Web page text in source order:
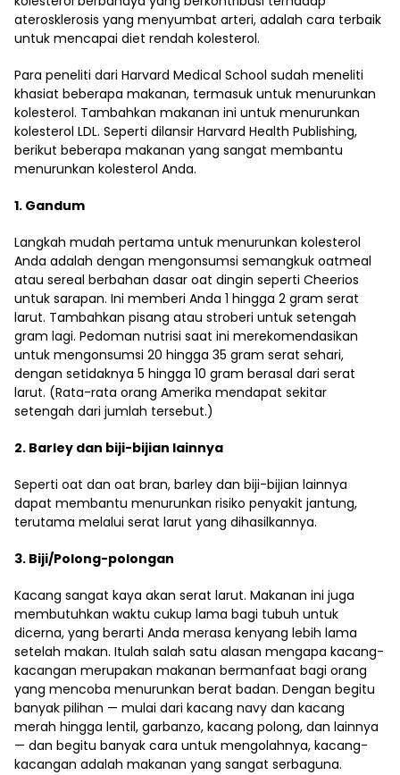
aterosklerosis yang menyumbat arteri, adalah cara terbaik
untuk mencapai diet rendah kolesterol.
Para peneliti dari Harvard Medical School sudah meneliti
khasiat beberapa makanan, termasuk untuk menurunkan
kolesterol. Tambahkan makanan ini untuk menurunkan
kolesterol LDL. Seperti dilansir Harvard Health Publishing,
berikut beberapa makanan yang sangat membantu
menurunkan kolesterol Anda.
1. Gandum
Langkah mudah pertama untuk menurunkan kolesterol
Anda adalah dengan mengonsumsi semangkuk oatmeal
atau sereal berbahan dasar oat dingin seperti Cheerios
untuk sarapan. Ini memberi Anda 1 hingga 2 gram serat
larut. Tambahkan pisang atau stroberi untuk setengah
gram lagi. Pedoman nutrisi saat ini merekomendasikan
untuk mengonsumsi 20 hingga 35 gram serat sehari,
dengan setidaknya 5 hingga 10 gram berasal dari serat
larut. (Rata-rata orang Amerika mendapat sekitar
setengah dari jumlah tersebut.)
2. Barley dan biji-bijian lainnya
Seperti oat dan oat bran, barley dan biji-bijian lainnya
dapat membantu menurunkan risiko penyakit jantung,
terutama melalui serat larut yang dihasilkannya.
3. Biji/Polong-polongan
Kacang sangat kaya akan serat larut. Makanan ini juga
membutuhkan waktu cukup lama bagi tubuh untuk
dicerna, yang berarti Anda merasa kenyang lebih lama
setelah makan. Itulah salah satu alasan mengapa kacang-
kacangan merupakan makanan bermanfaat bagi orang
yang mencoba menurunkan berat badan. Dengan begitu
banyak pilihan — mulai dari kacang navy dan kacang
merah hingga lentil, garbanzo, kacang polong, dan lainnya
— dan begitu banyak cara untuk mengolahnya, kacang-
kacangan adalah makanan yang sangat serbaguna.